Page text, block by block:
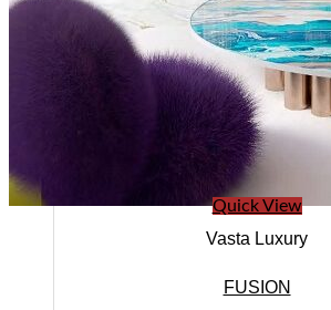
Quick View
Vasta Luxury
FUSION